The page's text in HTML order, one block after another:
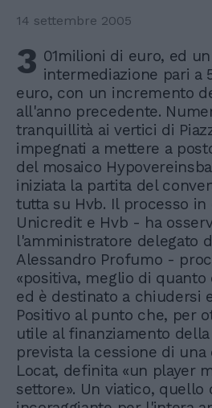
14 settembre 2005
3 01milioni di euro, ed
intermediazione pari a
euro, con un incremento
all'anno precedente.
tranquillità ai vertici di
impegnati a mettere a
del mosaico
iniziata la partita del
tutta su Hvb. Il processo in
Unicredit e Hvb - ha
l'amministratore delegato
Alessandro Profumo -
«positiva, meglio di quanto
ed è destinato a chiudersi
Positivo al punto che, per
utile al finanziamento
prevista la cessione di
Locat, definita «un player
settore». Un viatico, quello